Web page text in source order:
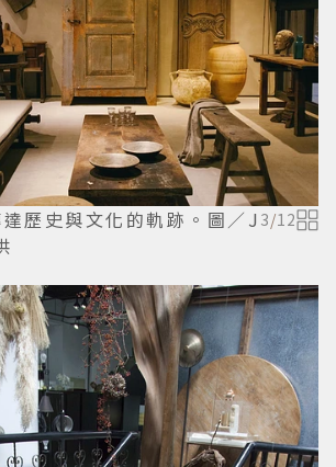
歷史與文化的軌跡。圖／J3/12